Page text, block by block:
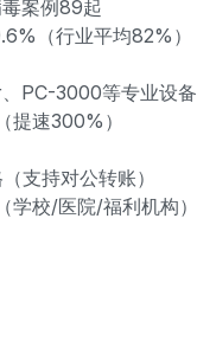
案例89起
（行业平均82%）
PC-3000等专业设备
提速300%）
支持对公转账）
学校/医院/福利机构）